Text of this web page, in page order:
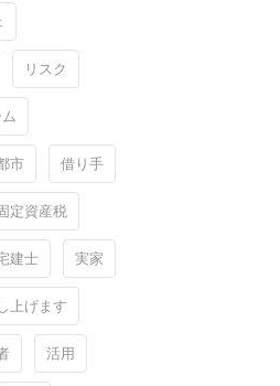
リスク
市 借り手
定資産税
建士 実家
上げます
活用